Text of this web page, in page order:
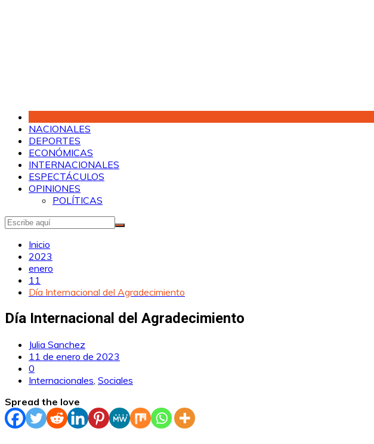
NACIONALES
DEPORTES
ECONÓMICAS
INTERNACIONALES
ESPECTÁCULOS
OPINIONES
POLÍTICAS
Inicio
2023
enero
11
Día Internacional del Agradecimiento
Día Internacional del Agradecimiento
Julia Sanchez
11 de enero de 2023
0
Internacionales Sociales
Spread the love